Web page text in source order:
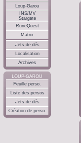
Loup-Garou
INS/MV
Stargate
RuneQuest
Matrix
Jets de dés
Localisation
Archives
LOUP-GAROU
Feuille perso.
Liste des persos
Jets de dés
Création de perso.